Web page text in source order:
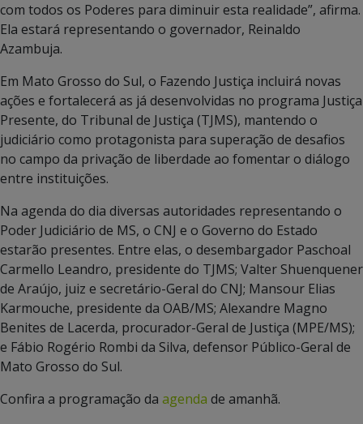
com todos os Poderes para diminuir esta realidade”, afirma.
Ela estará representando o governador, Reinaldo
Azambuja.
Em Mato Grosso do Sul, o Fazendo Justiça incluirá novas
ações e fortalecerá as já desenvolvidas no programa Justiça
Presente, do Tribunal de Justiça (TJMS), mantendo o
judiciário como protagonista para superação de desafios
no campo da privação de liberdade ao fomentar o diálogo
entre instituições.
Na agenda do dia diversas autoridades representando o
Poder Judiciário de MS, o CNJ e o Governo do Estado
estarão presentes. Entre elas, o desembargador Paschoal
Carmello Leandro, presidente do TJMS; Valter Shuenquener
de Araújo, juiz e secretário-Geral do CNJ; Mansour Elias
Karmouche, presidente da OAB/MS; Alexandre Magno
Benites de Lacerda, procurador-Geral de Justiça (MPE/MS);
e Fábio Rogério Rombi da Silva, defensor Público-Geral de
Mato Grosso do Sul.
Confira a programação da agenda de amanhã.